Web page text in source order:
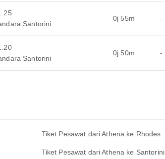
Santorini
0j 55m -
Santorini
0j 50m -
Tiket Pesawat dari Athena ke Rhodes
Tiket Pesawat dari Athena ke Santorini